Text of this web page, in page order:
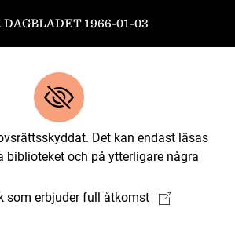
DAGBLADET 1966-01-03
Det kan endast läsas
biblioteket och på ytterligare några
som erbjuder full åtkomst